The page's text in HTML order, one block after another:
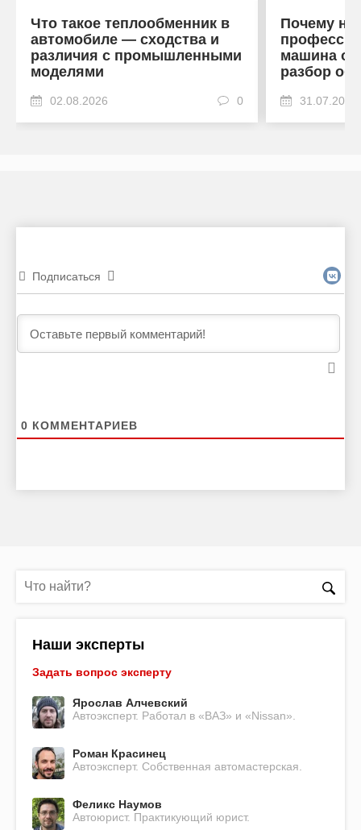
Что такое теплообменник в
автомобиле — сходства и
различия с промышленными
моделями
02.08.2026 0
Почему на
машина
разбор
31.07.2026
Подписаться
0 КОММЕНТАРИЕВ
Наши эксперты
Задать вопрос эксперту
Ярослав Алчевский
Автоэксперт. Работал в «ВАЗ» и «Nissan».
Роман Красинец
Автоэксперт. Собственная автомастерская.
Феликс Наумов
Автоюрист. Практикующий юрист.